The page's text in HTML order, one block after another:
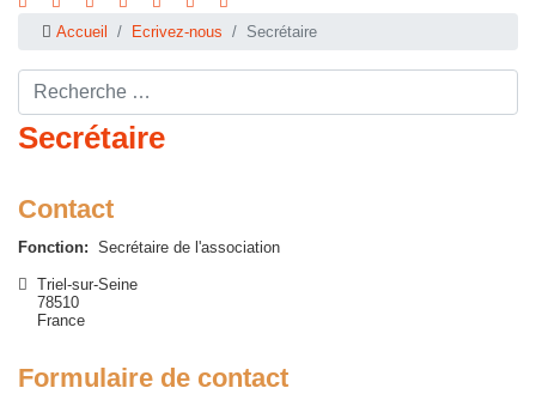
Accueil Ecrivez-nous Secrétaire
Rechercher ...
Secrétaire
Contact
Fonction: Secrétaire de l'association
Adresse
Triel-sur-Seine
78510
France
Formulaire de contact